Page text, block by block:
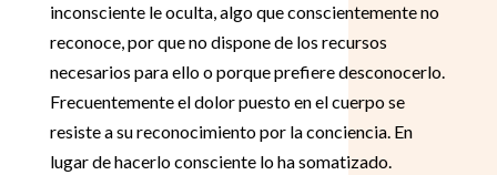
inconsciente le oculta, algo que conscientemente no
reconoce, por que no dispone de los recursos
necesarios para ello o porque prefiere desconocerlo.
Frecuentemente el dolor puesto en el cuerpo se
resiste a su reconocimiento por la conciencia. En
lugar de hacerlo consciente lo ha somatizado.